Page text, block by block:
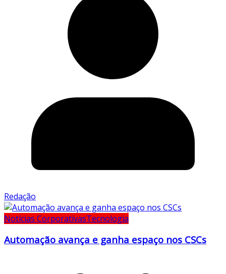
Redação
Notícias CorporativasTecnologia
Automação avança e ganha espaço nos CSCs